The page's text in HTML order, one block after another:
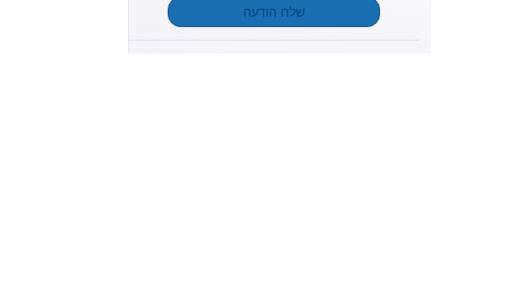
שלח הודעה